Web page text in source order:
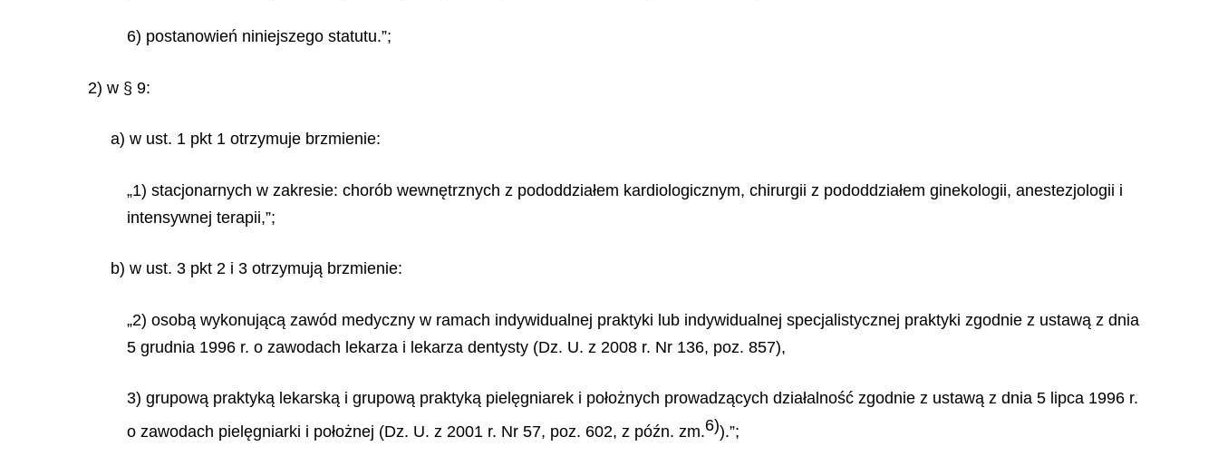
6) postanowień niniejszego statutu.”;
2) w § 9:
a) w ust. 1 pkt 1 otrzymuje brzmienie:
„1) stacjonarnych w zakresie: chorób wewnętrznych z pododdziałem kardiologicznym, chirurgii z pododdziałem ginekologii, anestezjologii i
intensywnej terapii,”;
b) w ust. 3 pkt 2 i 3 otrzymują brzmienie:
„2) osobą wykonującą zawód medyczny w ramach indywidualnej praktyki lub indywidualnej specjalistycznej praktyki zgodnie z ustawą z dnia
5 grudnia 1996 r. o zawodach lekarza i lekarza dentysty (Dz. U. z 2008 r. Nr 136, poz. 857),
3) grupową praktyką lekarską i grupową praktyką pielęgniarek i położnych prowadzących działalność zgodnie z ustawą z dnia 5 lipca 1996 r.
o zawodach pielęgniarki i położnej (Dz. U. z 2001 r. Nr 57, poz. 602, z późn. zm.6)).”;